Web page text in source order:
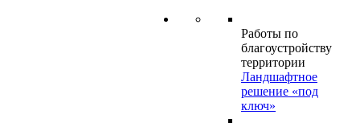
Работы по
благоустройству
территории
Ландшафтное
решение «под
ключ»